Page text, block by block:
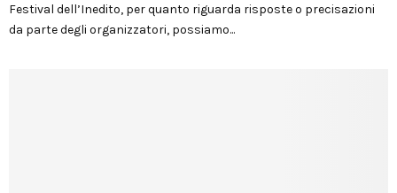
Festival dell’Inedito, per quanto riguarda risposte o precisazioni
da parte degli organizzatori, possiamo...